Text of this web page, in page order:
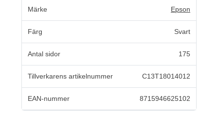
Märke Epson
Färg Svart
Antal sidor 175
Tillverkarens artikelnummer C13T18014012
EAN-nummer 8715946625102